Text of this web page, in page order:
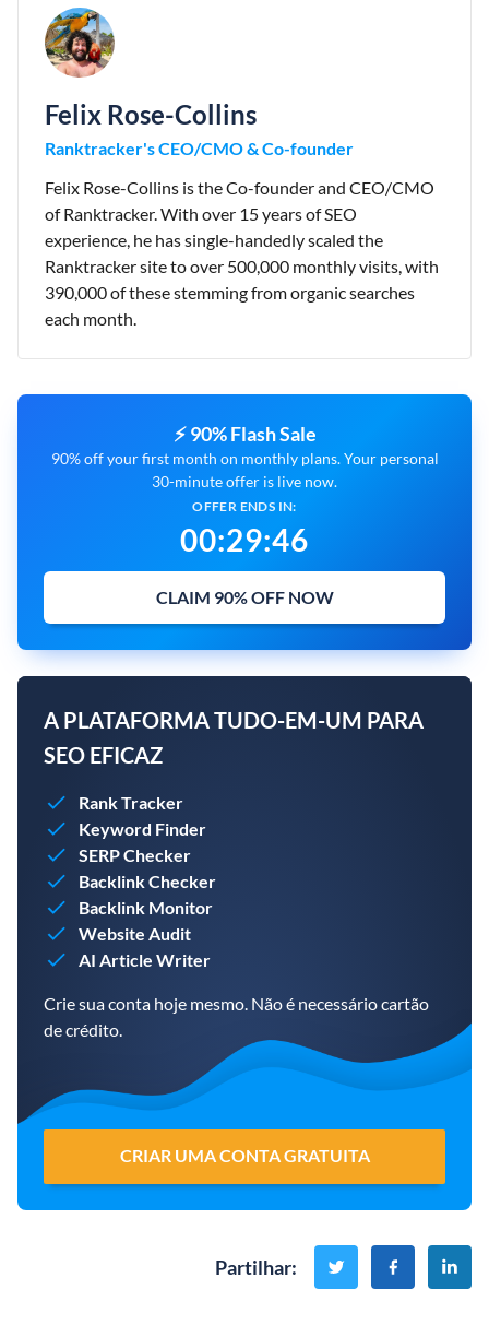
Felix Rose-Collins
Ranktracker's CEO/CMO & Co-founder
Felix Rose-Collins is the Co-founder and CEO/CMO
of Ranktracker. With over 15 years of SEO
experience, he has single-handedly scaled the
Ranktracker site to over 500,000 monthly visits, with
390,000 of these stemming from organic searches
each month.
⚡ 90% Flash Sale
90% off your first month on monthly plans. Your personal
30-minute offer is live now.
OFFER ENDS IN:
00:29:45
CLAIM 90% OFF NOW
A PLATAFORMA TUDO-EM-UM PARA
SEO EFICAZ
Rank Tracker
Keyword Finder
SERP Checker
Backlink Checker
Backlink Monitor
Website Audit
AI Article Writer
Crie sua conta hoje mesmo. Não é necessário cartão
de crédito.
CRIAR UMA CONTA GRATUITA
Partilhar: